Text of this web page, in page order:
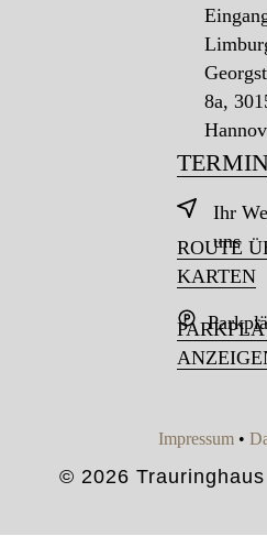
8a,
Ihr
uns
ROUTE
KARTEN
Impressum•
© 2026